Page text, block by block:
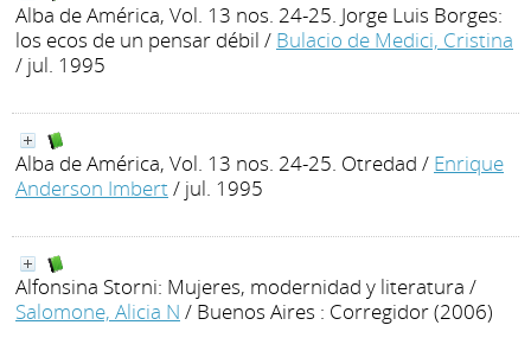
Alba de América, Vol. 13 nos. 24-25. Jorge Luis Borges:
los ecos de un pensar débil / Bulacio de Medici, Cristina
/ jul. 1995
Alba de América, Vol. 13 nos. 24-25. Otredad / Enrique
Anderson Imbert/ jul. 1995
Alfonsina Storni: Mujeres, modernidad y literatura /
Salomone, Alicia N / Buenos Aires : Corregidor (2006)